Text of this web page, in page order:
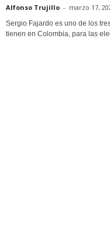
Alfonso Trujillo - marzo 17,
Sergio Fajardo es uno de los
tienen en Colombia, para las